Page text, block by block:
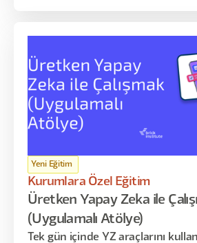
Yeni Eğitim
Kurumlara Özel Eğitim
Üretken Yapay Zeka ile
(Uygulamalı Atölye)
Tek gün içinde YZ araçlarını